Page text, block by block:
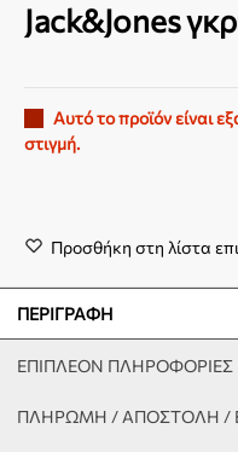
Jack&Jones
Αυτό το προϊόν είναι
στιγμή.
Προσθήκη στη λίστα
ΠΕΡΙΓΡΑΦΉ
ΕΠΙΠΛΈΟΝ ΠΛΗΡΟΦΟΡΊΕΣ
ΠΛΗΡΩΜΗ / ΑΠΟΣΤΟΛΗ /